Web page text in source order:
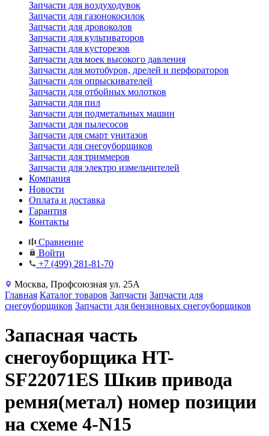
Запчасти для воздуходувок
Запчасти для газонокосилок
Запчасти для дровоколов
Запчасти для культиваторов
Запчасти для кусторезов
Запчасти для моек высокого давления
Запчасти для мотобуров, дрелей и перфораторов
Запчасти для опрыскивателей
Запчасти для отбойных молотков
Запчасти для пил
Запчасти для подметальных машин
Запчасти для пылесосов
Запчасти для смарт унитазов
Запчасти для снегоуборщиков
Запчасти для триммеров
Запчасти для электро измельчителей
Компания
Новости
Оплата и доставка
Гарантия
Контакты
Сравнение
Войти
+7 (499) 281-81-70
Москва, Профсоюзная ул. 25А
Главная Каталог товаров Запчасти Запчасти для
снегоуборщиков Запчасти для бензиновых снегоуборщиков
Запасная часть
снегоуборщика HT-
SF22071ES Шкив привода
ремня(метал) номер позиции
на схеме 4-N15